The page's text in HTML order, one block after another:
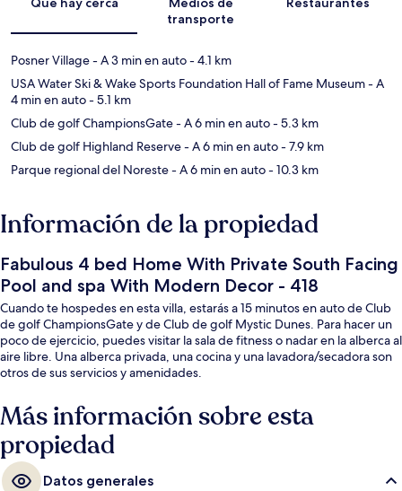
transporte
Posner Village- A 3 min en auto- 4.1 km
USA Water Ski & Wake Sports Foundation Hall of Fame Museum- A
4 min en auto- 5.1 km
Club de golf ChampionsGate- A 6 min en auto- 5.3 km
Club de golf Highland Reserve- A 6 min en auto- 7.9 km
Parque regional del Noreste- A 6 min en auto- 10.3 km
Información de la propiedad
Fabulous 4 bed Home With Private South Facing
Pool and spa With Modern Decor - 418
Cuando te hospedes en esta villa, estarás a 15 minutos en auto de Club
de golf ChampionsGate y de Club de golf Mystic Dunes. Para hacer un
poco de ejercicio, puedes visitar la sala de fitness o nadar en la alberca al
aire libre. Una alberca privada, una cocina y una lavadora/secadora son
otros de sus servicios y amenidades.
Más información sobre esta
propiedad
Datos generales